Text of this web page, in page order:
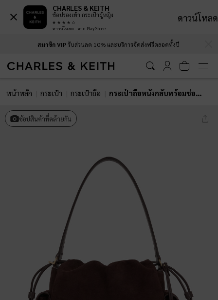
สมาชิก VIPรับส่วนลด 10% และบริการจัดส่งฟรีตลอดทั้งปี
หน้าหลัก กระเป๋า กระเป๋าถือ กระเป๋าถือหนังกลับพร้อมช่องด้านข้างรุ่น Khai
ช้อปสินค้าที่คล้ายกัน
CHARLES & KEITH
ช้อปรองเท้า กระเป๋าผู้หญิง
ดาวน์โหลด - จาก Play Store
ดาวน์โหลด